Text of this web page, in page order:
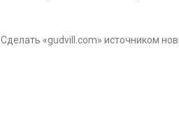
Сделать «gudvill.com» источником